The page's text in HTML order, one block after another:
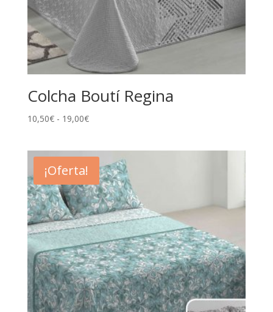
Colcha Boutí Regina
10,50€ - 19,00€Rango
desde
10,50€
hasta
19,00€
¡Oferta!